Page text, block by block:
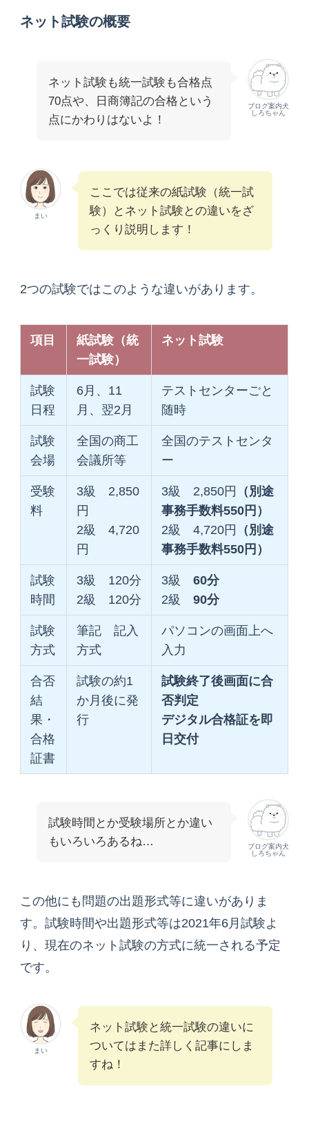
ネット試験の概要
ブログ案内犬
しろちゃん
ネット試験も統一試験も合格点
70点や、日商簿記の合格という
点にかわりはないよ！
まい
ここでは従来の紙試験（統一試
験）とネット試験との違いをざ
っくり説明します！
2つの試験ではこのような違いがあります。
項目
紙試験（統
一試験）
ネット試験
試験
日程
6月、11
月、翌2月
テストセンターごと
随時
試験
会場
全国の商工
会議所等
全国のテストセンタ
ー
受験
料
3級 2,850
円
2級 4,720
円
3級 2,850円
（別途
事務手数料550円）
2級 4,720円
（別途
事務手数料550円）
試験
時間
3級 120分
2級 120分
3級 60分
2級 90分
試験
方式
筆記 記入
方式
パソコンの画面上へ
入力
合否
結
果・
合格
証書
試験の約1
か月後に発
行
試験終了後画面に合
否判定
デジタル合格証を即
日交付
ブログ案内犬
しろちゃん
試験時間とか受験場所とか違い
もいろいろあるね…
この他にも問題の出題形式等に違いがありま
す。試験時間や出題形式等は2021年6月試験よ
り、現在のネット試験の方式に統一される予定
です。
まい
ネット試験と統一試験の違いに
ついてはまた詳しく記事にしま
すね！